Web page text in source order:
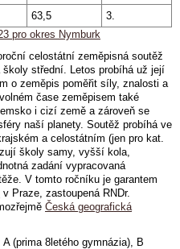
63,5
3.
pro okres Nymburk
celostátní zeměpisná soutěž
střední. Letos probíhá už její
o zeměpis poměřit síly, znalosti a
čase zeměpisem také
i cizí země a zároveň se
naší planety. Soutěž probíhá ve
a celostátním (jen pro kat.
školy samy, vyšší kola,
zadání vypracovaná
V tomto ročníku je garantem
v Praze, zastoupená RNDr.
Česká geografická
(prima 8letého gymnázia), B